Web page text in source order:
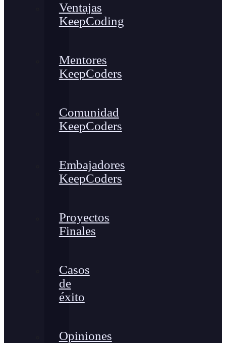
Ventajas
KeepCoding
Mentores
KeepCoders
Comunidad
KeepCoders
Embajadores
KeepCoders
Proyectos
Finales
Casos
de
éxito
Opiniones